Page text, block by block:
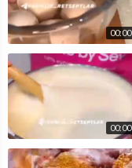
00:00
00:00